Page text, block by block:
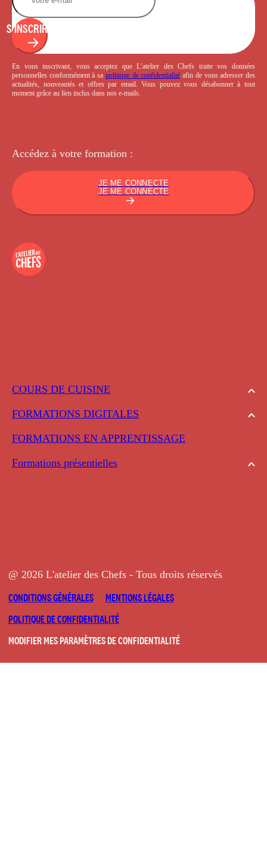
COURS DE CUISINE
FORMATIONS DIGITALES
FORMATIONS EN APPRENTISSAGE
Formations présentielles
S'INSCRIRE
En vous inscrivant, vous acceptez que L’atelier des Chefs traite vos données
personnelles conformément à sa politique de confidentialité afin de vous adresser des
actualités, nouveautés et offres par email. Vous pouvez vous désabonner à tout
moment grâce au lien inclus dans nos e-mails.
Accédez à votre formation :
JE ME CONNECTE
JE ME CONNECTE
@ 2026 L'atelier des Chefs - Tous droits réservés
CONDITIONS GÉNÉRALES
MENTIONS LÉGALES
POLITIQUE DE CONFIDENTIALITÉ
MODIFIER MES PARAMÈTRES DE CONFIDENTIALITÉ